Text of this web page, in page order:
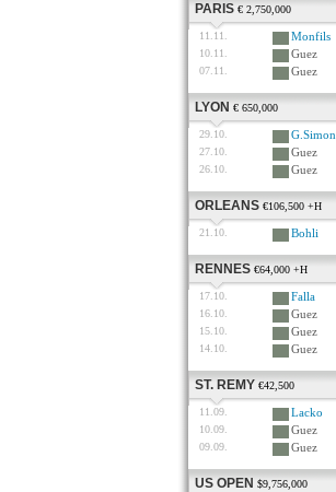
PARIS € 2,750,000
11.11. Monfils
10.11. Guez
07.11. Guez
LYON € 650,000
29.10. G.Simon
27.10. Guez
26.10. Guez
ORLEANS €106,500 +H
21.10. Bohli
RENNES €64,000 +H
17.10. Falla
16.10. Guez
15.10. Guez
14.10. Guez
ST. REMY €42,500
11.09. Lacko
10.09. Guez
09.09. Guez
US OPEN $9,756,000